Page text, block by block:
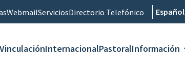
WebmailServiciosDirectorio Telefónico Español
VinculaciónInternacionalPastoralInformación